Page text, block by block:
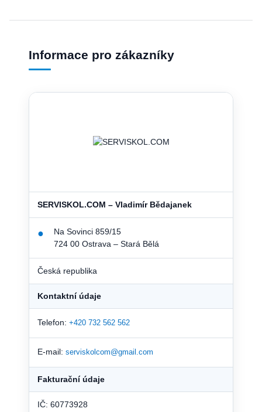
Informace pro zákazníky
SERVISKOL.COM – Vladimír Bědajanek
●
Na Sovinci 859/15
724 00 Ostrava – Stará Bělá
Česká republika
Kontaktní údaje
Telefon: +420 732 562 562
E-mail: serviskolcom@gmail.com
Fakturační údaje
IČ: 60773928